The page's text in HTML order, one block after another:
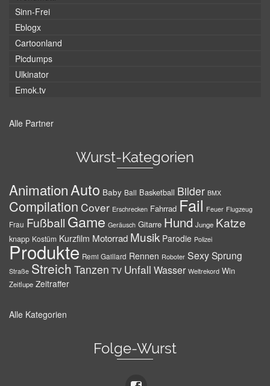
Sinn-Frei
Eblogx
Cartoonland
Picdumps
Ulkinator
Emok.tv
Alle Partner
Wurst-Kategorien
AnimationAuto Baby Ball Basketball Bilder BMX
Compilation Cover Erschrecken Fahrrad Fail Feuer Flugzeug
Frau Fußball Game Geräusch Gitarre Hund Junge Katze
knapp Kostüm Kurzfilm Motorrad Musik Parodie Polizei
Produkte Remi Gaillard Rennen Roboter SexySprung
Straße Streich Tanzen TV Unfall Wasser Weltrekord Win
Zeitlupe Zeitraffer
Alle Kategorien
Folge-Wurst